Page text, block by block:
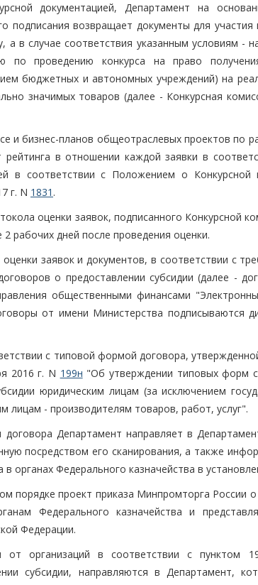
документацией, Департамент на
подписания возвращает документы для участия
а в случае соответствия указанным условиям -
по проведению конкурса на право
бюджетных и автономных учреждений) на
значимых товаров (далее - Конкурсная
и бизнес-планов общеотраслевых проектов по
в отношении каждой заявки в
в соответствии с Положением о Конкурсной
г. N 1831 .
оценки заявок, подписанного Конкурсной
рабочих дней после проведения оценки.
заявок и документов, в соответствии с
о предоставлении субсидии (далее -
общественными финансами
от имени Министерства подписываются
с типовой формой договора,
2016 г. N 199н "Об утверждении типовых форм
юридическим лицам (за исключением
лицам - производителям товаров, работ, услуг".
Департамент направляет в
посредством его сканирования, а также
органах Федерального казначейства в
порядке проект приказа Минпромторга России
Федерального казначейства и
Федерации.
организаций в соответствии с пунктом
субсидии, направляются в Департамент,